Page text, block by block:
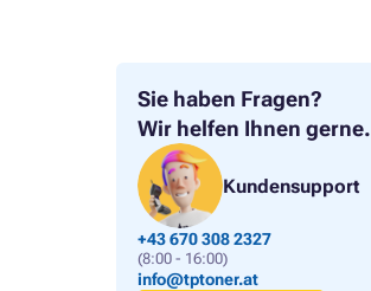
Sie haben Fragen?
Wir helfen Ihnen gerne.
Kundensupport
+43 670 308 2327
(8:00 - 16:00)
info@tptoner.at